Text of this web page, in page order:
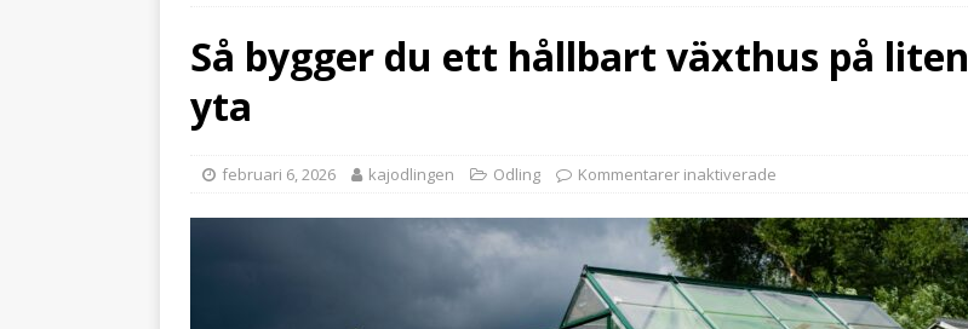
Så bygger du ett hållbart växthus på liten
yta
februari 6, 2026 kajodlingen Odling Kommentarer inaktiverade